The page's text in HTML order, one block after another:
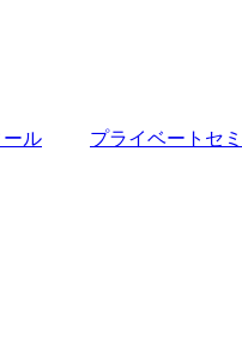
ール プライベートセ